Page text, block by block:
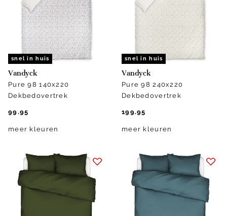
snel in huis
Vandyck
Pure 98 140x220
Dekbedovertrek
99.95
meer kleuren
snel in huis
Vandyck
Pure 98 240x220
Dekbedovertrek
199.95
meer kleuren